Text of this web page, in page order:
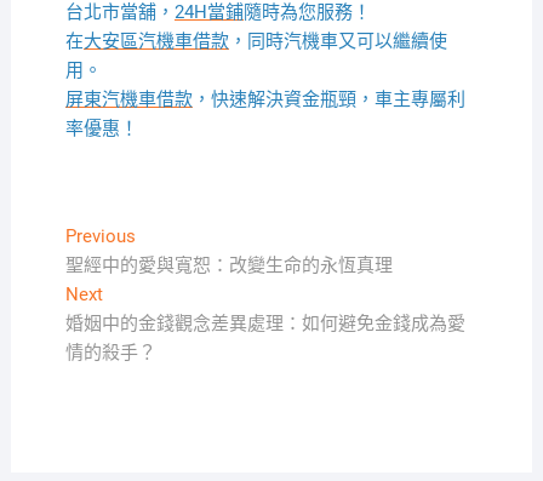
台北市當舖， 24H當鋪隨時為您服務！
在大安區汽機車借款，同時汽機車又可以繼續使
用。
屏東汽機車借款，快速解決資金瓶頸，車主專屬利
率優惠！
文
章
導
覽
PreviousPrevious
post:
聖經中的愛與寬恕：改變生命的永恆真理
NextNext
post:
婚姻中的金錢觀念差異處理：如何避免金錢成為愛
情的殺手？